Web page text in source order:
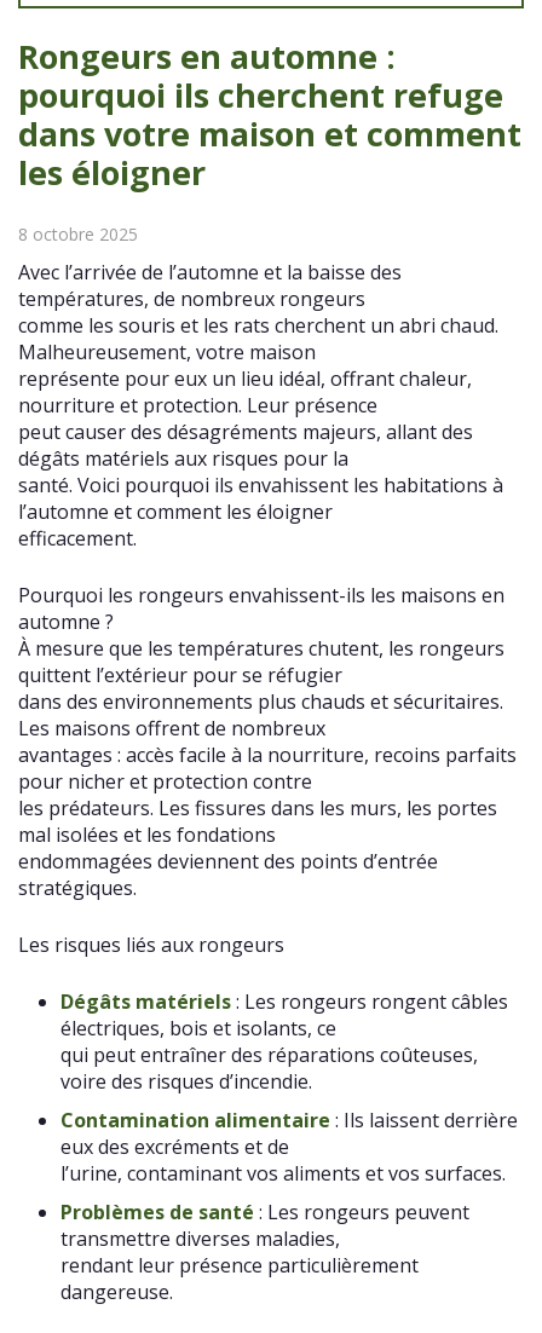
Rongeurs en automne :
pourquoi ils cherchent refuge
dans votre maison et comment
les éloigner
8 octobre 2025
Avec l’arrivée de l’automne et la baisse des
températures, de nombreux rongeurs
comme les souris et les rats cherchent un abri chaud.
Malheureusement, votre maison
représente pour eux un lieu idéal, offrant chaleur,
nourriture et protection. Leur présence
peut causer des désagréments majeurs, allant des
dégâts matériels aux risques pour la
santé. Voici pourquoi ils envahissent les habitations à
l’automne et comment les éloigner
efficacement.
Pourquoi les rongeurs envahissent-ils les maisons en
automne ?
À mesure que les températures chutent, les rongeurs
quittent l’extérieur pour se réfugier
dans des environnements plus chauds et sécuritaires.
Les maisons offrent de nombreux
avantages : accès facile à la nourriture, recoins parfaits
pour nicher et protection contre
les prédateurs. Les fissures dans les murs, les portes
mal isolées et les fondations
endommagées deviennent des points d’entrée
stratégiques.
Les risques liés aux rongeurs
Dégâts matériels: Les rongeurs rongent câbles
électriques, bois et isolants, ce
qui peut entraîner des réparations coûteuses,
voire des risques d’incendie.
Contamination alimentaire : Ils laissent derrière
eux des excréments et de
l’urine, contaminant vos aliments et vos surfaces.
Problèmes de santé : Les rongeurs peuvent
transmettre diverses maladies,
rendant leur présence particulièrement
dangereuse.